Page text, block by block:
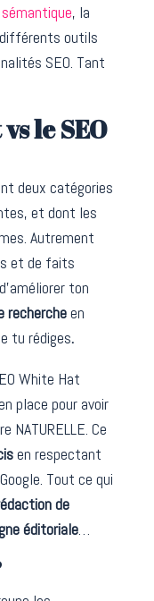
, la
outils
SEO. Tant
le SEO
deux catégories
et dont les
Autrement
et de faits
ton
rechercheen
tu rédiges.
White Hat
place pour avoir
NATURELLE. Ce
en respectant
Tout ce qui
de
éditoriale…